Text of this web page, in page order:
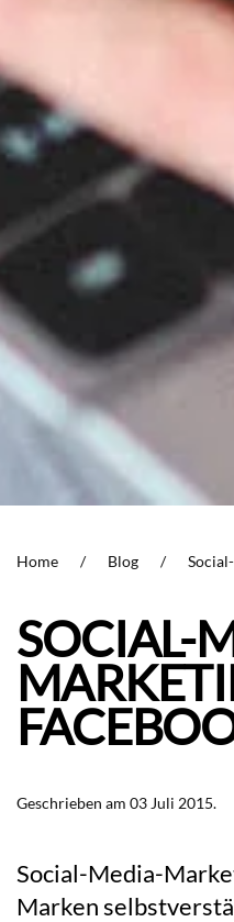
Home Blog
SOCIAL-
Geschrieben am 03 Juli 2015.
Social-Media-
Marken